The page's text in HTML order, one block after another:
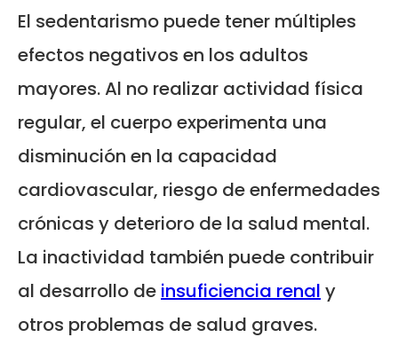
El sedentarismo puede tener múltiples
efectos negativos en los adultos
mayores. Al no realizar actividad física
regular, el cuerpo experimenta una
disminución en la capacidad
cardiovascular, riesgo de enfermedades
crónicas y deterioro de la salud mental.
La inactividad también puede contribuir
al desarrollo de insuficiencia renal y
otros problemas de salud graves.